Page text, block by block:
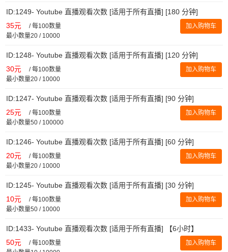
ID:1249- Youtube 直播观看次数 [适用于所有直播] [180 分钟]
35元 /每100数量
最小数量20 / 10000
加入购物车
ID:1248- Youtube 直播观看次数 [适用于所有直播] [120 分钟]
30元 /每100数量
最小数量20 / 10000
加入购物车
ID:1247- Youtube 直播观看次数 [适用于所有直播] [90 分钟]
25元 /每100数量
最小数量50 / 100000
加入购物车
ID:1246- Youtube 直播观看次数 [适用于所有直播] [60 分钟]
20元 /每100数量
最小数量20 / 10000
加入购物车
ID:1245- Youtube 直播观看次数 [适用于所有直播] [30 分钟]
10元 /每100数量
最小数量50 / 10000
加入购物车
ID:1433- Youtube 直播观看次数 [适用于所有直播] 【6小时】
50元 /每100数量
加入购物车